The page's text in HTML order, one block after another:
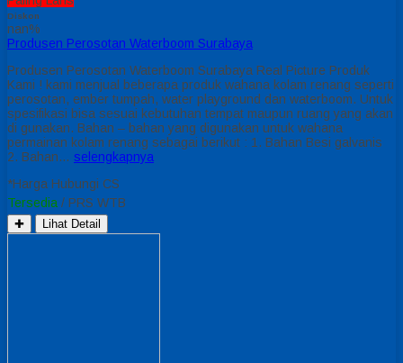
Diskon
nan%
Produsen Perosotan Waterboom Surabaya
Produsen Perosotan Waterboom Surabaya Real Picture Produk
Kami ! kami menjual beberapa produk wahana kolam renang seperti
perosotan, ember tumpah, water playground dan waterboom. Untuk
spesifikasi bisa sesuai kebutuhan tempat maupun ruang yang akan
di gunakan. Bahan – bahan yang digunakan untuk wahana
permainan kolam renang sebagai berikut : 1. Bahan Besi galvanis
2. Bahan… selengkapnya
*Harga Hubungi CS
Tersedia / PRS WTB
✚ Lihat Detail